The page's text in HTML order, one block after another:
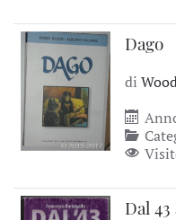
Dago
di
Dal 43